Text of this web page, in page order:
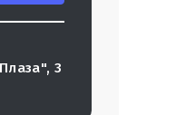
3